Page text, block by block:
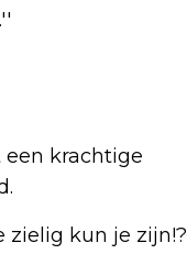
een krachtige
zielig kun je zijn!?